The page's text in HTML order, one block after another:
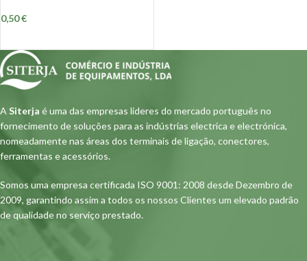
0,50€
A Siterja é uma das empresas lideres do mercado português no
fornecimento de soluções para as indústrias electrica e electrónica,
nomeadamente nas áreas dos terminais de ligação, conectores,
ferramentas e acessórios.
Somos uma empresa certificada ISO 9001: 2008 desde Dezembro de
2009, garantindo assim a todos os nossos Clientes um elevado padrão
de qualidade no serviço prestado.